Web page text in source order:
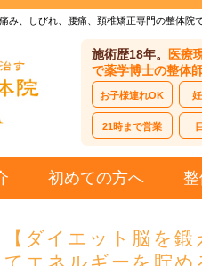
み、しびれ、腰痛、頚椎矯正専門の整体院で
施術歴18年。
医療
で薬学博士の整体
お子様連れOK
21時まで営業
初めての方へ
【ダイエット脳を